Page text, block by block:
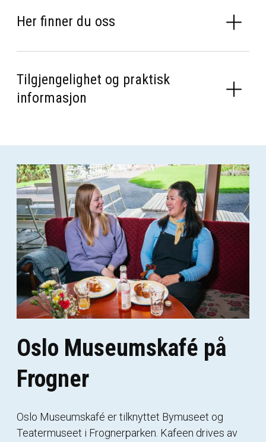
Her finner du oss
Tilgjengelighet og praktisk
informasjon
Oslo Museumskafé på
Frogner
Oslo Museumskafé er tilknyttet Bymuseet og
Teatermuseet i Frognerparken. Kafeen drives av